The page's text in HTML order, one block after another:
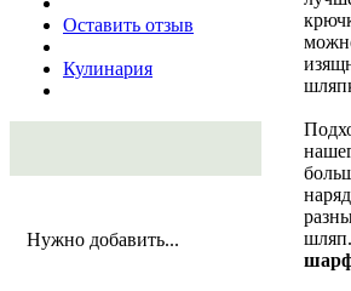
Оставить отзыв
Кулинария
Нужно добавить...